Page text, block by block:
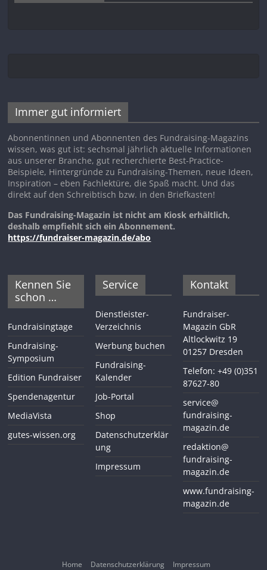
Immer gut informiert
Abonnentinnen und Abonnenten des Fundraising-Magazins
wissen, was gut ist: sechsmal jährlich aktuelle Informationen
aus unserer Branche, gut recherchierte Best-Practice-
Beispiele, Hintergründe zu Fundraising-Themen, neue Ideen,
Inspiration – eben Fachlektüre, die Spaß macht. Und das
direkt auf den Schreibtisch bzw. in den Briefkasten!
Das Fundraising-Magazin ist nicht am Kiosk erhältlich,
deshalb empfiehlt sich ein Abonnement.
https://fundraiser-magazin.de/abo
Kennen Sie
schon …
Fundraisingtage
Fundraising-
Symposium
Edition Fundraiser
Spendenagentur
MediaVista
gutes-wissen.org
Service
Dienstleister-
Verzeichnis
Werbung buchen
Fundraising-
Kalender
Job-Portal
Shop
Datenschutzerklär
ung
Impressum
Kontakt
Fundraiser-
Magazin GbR
Altlockwitz 19
01257 Dresden
Telefon: +49 (0)351
87627-80
service@
fundraising-
magazin.de
redaktion@
fundraising-
magazin.de
www.fundraising-
magazin.de
Home Datenschutzerklärung Impressum